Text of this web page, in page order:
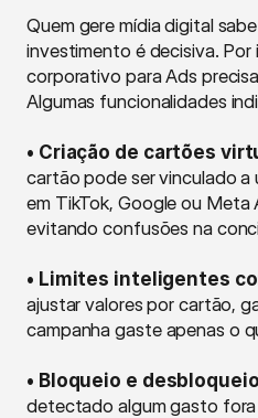
Quem gere mídia digital
investimento é decisiva. Por
corporativo para Ads
Algumas funcionalidades
• Criação de cartões
cartão pode ser vinculado a
em TikTok, Google ou Meta
evitando confusões na
• Limites inteligentes
ajustar valores por cartão,
campanha gaste apenas o
• Bloqueio e
detectado algum gasto